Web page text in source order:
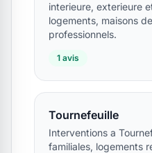
interieure, exterieure
logements, maisons
professionnels.
1 avis
Tournefeuille
Interventions a
familiales, logements